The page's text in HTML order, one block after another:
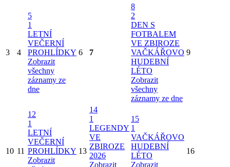
3 4
5
1
LETNÍ
VEČERNÍ
PROHLÍDKY
Zobrazit
všechny
záznamy ze
dne
6 7
8
2
DEN S
FOTBALEM
VE ZBIROZE
VAČKÁŘOVO
HUDEBNÍ
LÉTO
Zobrazit
všechny
záznamy ze dne
9
10 11
12
1
LETNÍ
VEČERNÍ
PROHLÍDKY
Zobrazit
13
14
1
LEGENDY
VE
ZBIROZE
2026
Zobrazit
15
1
VAČKÁŘOVO
HUDEBNÍ
LÉTO
Zobrazit
16